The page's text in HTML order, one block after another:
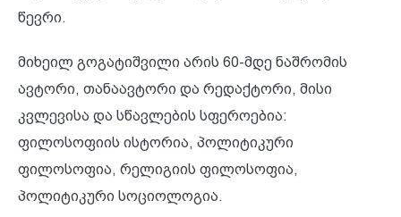
წევრი.
მიხეილ გოგატიშვილი არის 60-მდე ნაშრომის
ავტორი, თანაავტორი და რედაქტორი, მისი
კვლევისა და სწავლების სფეროებია:
ფილოსოფიის ისტორია, პოლიტიკური
ფილოსოფია, რელიგიის ფილოსოფია,
პოლიტიკური სოციოლოგია.